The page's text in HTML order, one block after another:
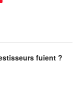
fuient ?